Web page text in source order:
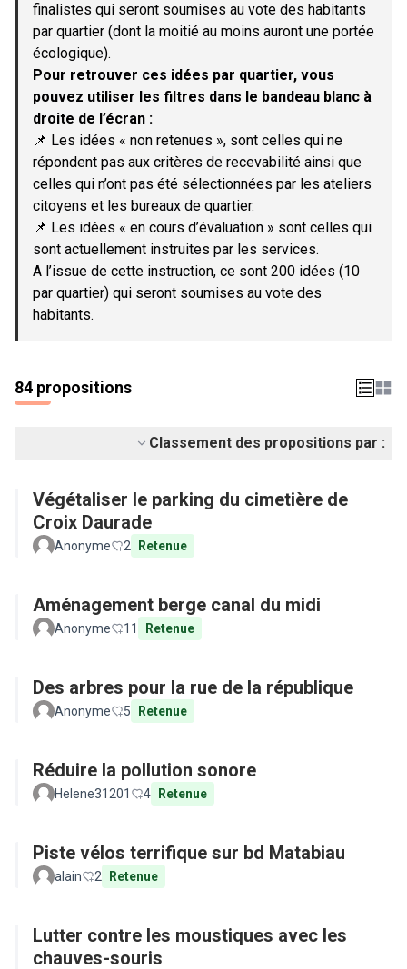
finalistes qui seront soumises au vote des habitants
par quartier (dont la moitié au moins auront une portée
écologique).
Pour retrouver ces idées par quartier, vous
pouvez utiliser les filtres dans le bandeau blanc à
droite de l’écran :
📌 Les idées « non retenues », sont celles qui ne
répondent pas aux critères de recevabilité ainsi que
celles qui n’ont pas été sélectionnées par les ateliers
citoyens et les bureaux de quartier.
📌 Les idées « en cours d’évaluation » sont celles qui
sont actuellement instruites par les services.
A l’issue de cette instruction, ce sont 200 idées (10
par quartier) qui seront soumises au vote des
habitants.
84 propositions
Classement des propositions par :
Végétaliser le parking du cimetière de
Croix Daurade
Anonyme 2 Retenue
Aménagement berge canal du midi
Anonyme 11 Retenue
Des arbres pour la rue de la république
Anonyme 5 Retenue
Réduire la pollution sonore
Helene31201 4 Retenue
Piste vélos terrifique sur bd Matabiau
alain 2 Retenue
Lutter contre les moustiques avec les
chauves-souris